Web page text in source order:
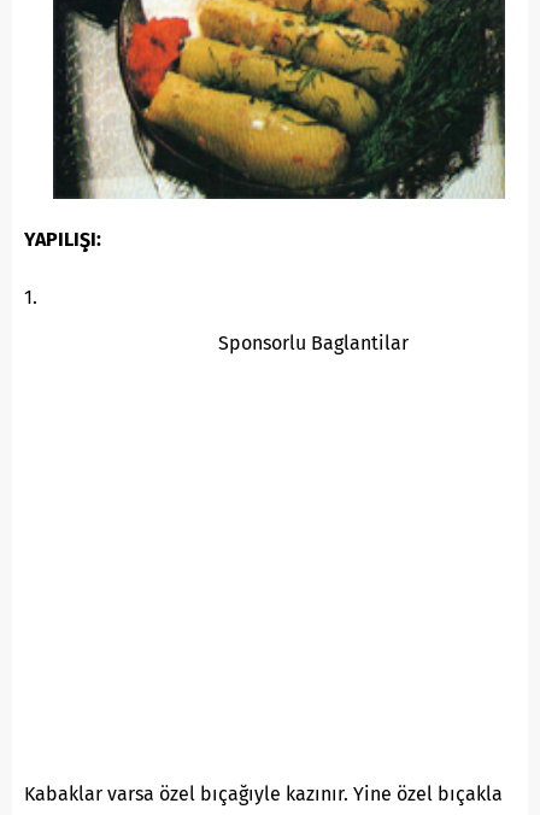
YAPILIŞI:
Sponsorlu Baglantilar
1.
Kabaklar varsa özel bıçağıyle kazınır. Yine özel bıçakla